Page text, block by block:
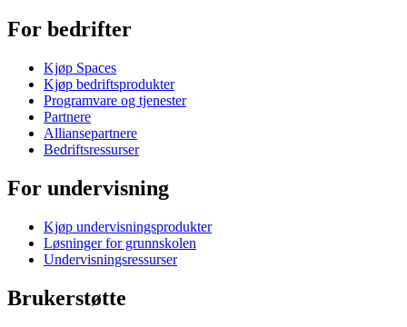
For bedrifter
Kjøp Spaces
Kjøp bedriftsprodukter
Programvare og tjenester
Partnere
Alliansepartnere
Bedriftsressurser
For undervisning
Kjøp undervisningsprodukter
Løsninger for grunnskolen
Undervisningsressurser
Brukerstøtte